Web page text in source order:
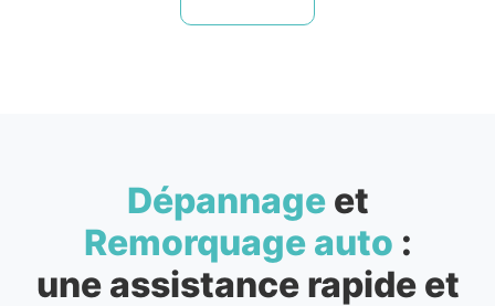
Dépannageet
Remorquage auto :
une assistance rapide et